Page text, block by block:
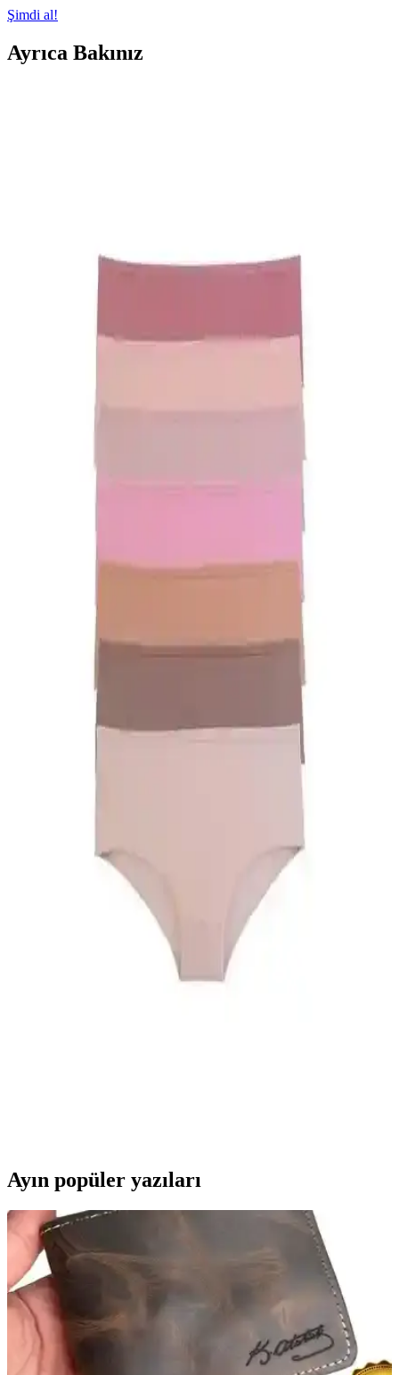
Şimdi al!
Ayrıca Bakınız
Naked and Famous True Girl Chocolate Milk
Selvedge: Kadınlara Özel Selvedge Denim Tasarımı
ve Özellikleri
bedenine uygun kesimi ve çikolata renkli kenar ipliğiyle estetik bir
DeFacto Kadın Çorapları Karşılaştırması:
Kaydırmaz Pilates ve Görünmez Babet Modelleri
İki farklı DeFacto kadın çorap modelinin malzeme, konfor,
Eşdeğer Şık ve Çok Yönlü Parçalar
parçalar arasında küçük siyah elbise, iyi kesim blazer ve takım
elbiseler öne çıkar. Kişisel tercihler ve yaşam tarzı seçimlerde
ELF PRIVE Premium Düz Pamuk Penye Şal
Turkuaz Renk ile Şıklık ve Konfor Bir Arada
Yüksek kaliteli pamuk yapısı ve canlı turkuaz rengiyle ELF PRIVE
şal, şıklık ve rahatlığı bir arada sunar. Hafif ve kolay şekil alabilen
Nanak Yeşil Likralı Kaymayan Bone: Rahat ve
Nanak Yeşil Likralı Kaymayan Bone, esnek yapısı ve geniş silikon
bantlarıyla güvenli ve rahat kullanım sağlar. Günlük şıklık ve
pratiklik sunar, uzun süre sabit kalır ve estetik görünüm sağlar.
Rengamoda Kadın Pileli Etekli Kuşaklı Krep
Kumaş Elbise Günlük ve Şık Kullanım İçin
Rengamoda'nın krep kumaş ile tasarladığı, pileli ve kuşak detaylı
kadın elbisesi, hafifliği ve şıklığıyla günlük kullanım için ideal,
Ayın popüler yazıları